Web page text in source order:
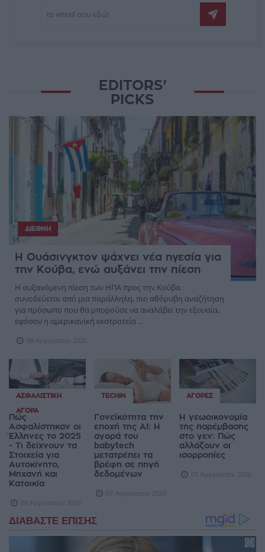
EDITORS'
PICKS
ΔΙΕΘΝΉ
Η Ουάσινγκτον ψάχνει νέα ηγεσία για
την Κούβα, ενώ αυξάνει την πίεση
Η αυξανόμενη πίεση των ΗΠΑ προς την Κούβα
συνοδεύεται από μια παράλληλη, πιο αθόρυβη αναζήτηση
για πρόσωπο που θα μπορούσε να αναλάβει την εξουσία,
εφόσον η αμερικανική εκστρατεία ...
08 Αυγούστου 2026
ΑΣΦΑΛΙΣΤΙΚΉ
ΑΓΟΡΆ
Πώς
Ασφαλίστηκαν οι
Έλληνες το 2025
- Τι δείχνουν τα
Στοιχεία για
Αυτοκίνητο,
Μηχανή και
Κατοικία
08 Αυγούστου 2026
TECHIN
Γονεϊκότητα την
εποχή της AI: Η
αγορά του
babytech
μετατρέπει τα
βρέφη σε πηγή
δεδομένων
07 Αυγούστου 2026
ΑΓΟΡΈΣ
Η γεωοικονομία
της παρέμβασης
στο γεν: Πώς
αλλάζουν οι
ισορροπίες
07 Αυγούστου 2026